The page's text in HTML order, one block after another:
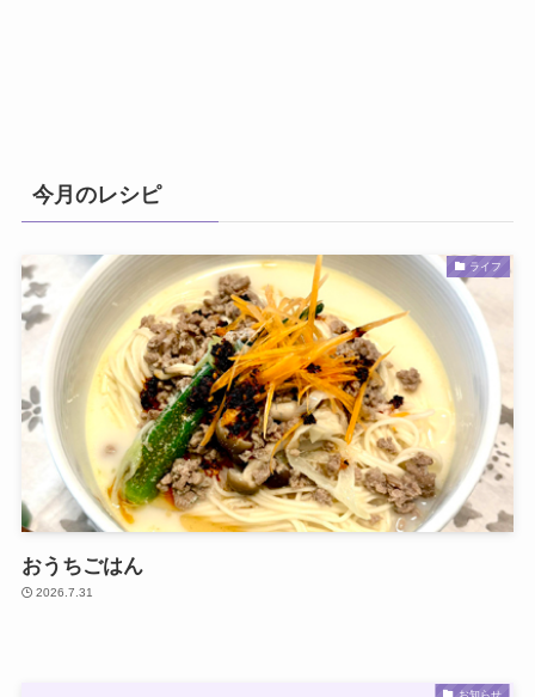
今月のレシピ
ライフ
おうちごはん
2026.7.31
お知らせ